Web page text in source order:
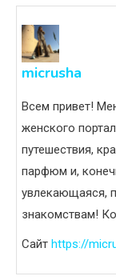
micrusha
Всем привет!
женского
путешествия,
парфюм и,
увлекающаяся,
знакомствам!
Сайт https://